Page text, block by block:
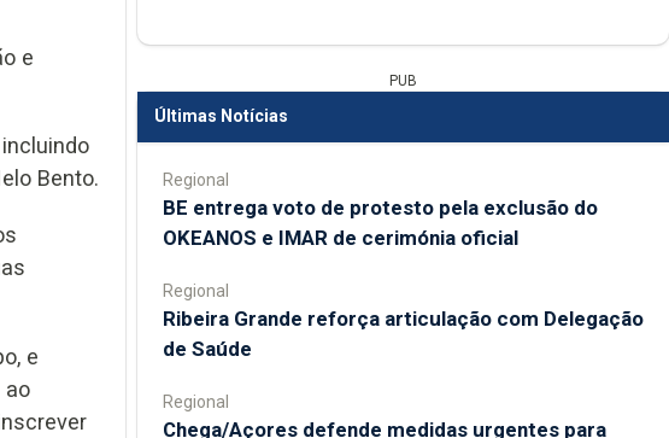
e
Bento.
e
ao
PUB
Últimas Notícias
Regional
BE entrega voto de protesto pela exclusão do
OKEANOS e IMAR de cerimónia oficial
Regional
Ribeira Grande reforça articulação com Delegação
de Saúde
Regional
Chega/Açores defende medidas urgentes para